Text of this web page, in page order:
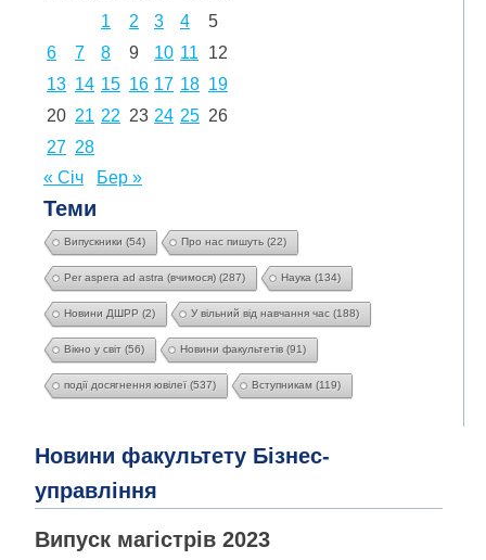
1
2 3 4
5
6
7 8 9 10 11
12
13 14 15 16 17 18 19
20 21 22 23 24 25 26
27 28
« Січ
Бер »
Теми
Випускники (54) Про нас пишуть (22)
Per aspera ad astra (вчимося) (287) Наука (134)
Новини ДШРР (2) У вільний від навчання час (188)
Вікно у світ (56) Новини факультетів (91)
події досягнення ювілеї (537) Вступникам (119)
Новини факультету Бізнес-
управління
Випуск магістрів 2023